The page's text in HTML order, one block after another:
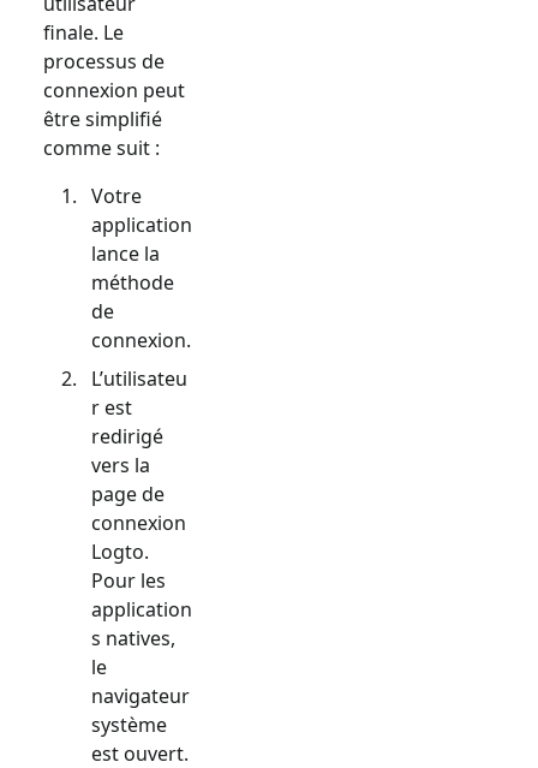
finale. Le
processus de
connexion peut
être simplifié
comme suit :
Votre
application
lance la
méthode
de
connexion.
L’utilisateu
r est
redirigé
vers la
page de
connexion
Logto.
Pour les
application
s natives,
le
navigateur
système
est ouvert.